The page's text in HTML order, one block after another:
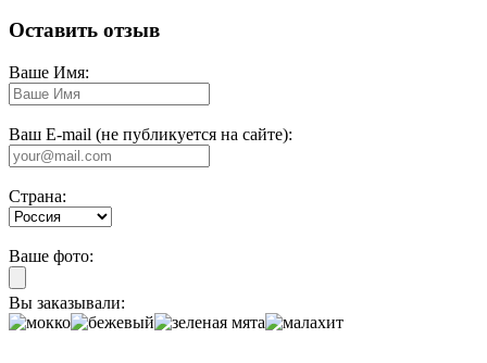
Оставить отзыв
Ваше Имя:
Ваш E-mail (не публикуется на сайте):
Страна:
Ваше фото:
Вы заказывали: